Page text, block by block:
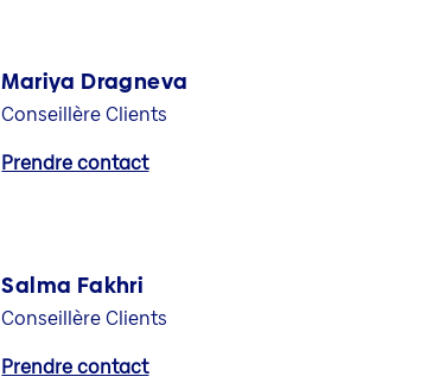
Mariya Dragneva
Conseillère Clients
Prendre contact
Salma Fakhri
Conseillère Clients
Prendre contact